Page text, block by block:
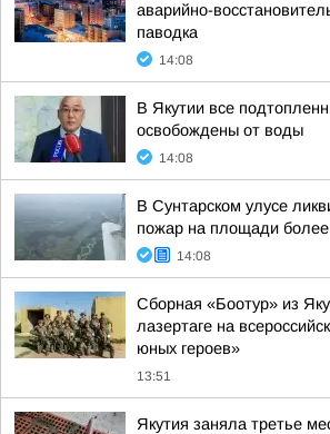
аварийно-
паводка
14:08
В Якутии все
освобождены от воды
14:08
В Сунтарском улусе
пожар на площади
14:08
Сборная «Боотур» из
лазертаге на
юных героев»
13:51
Якутия заняла третье